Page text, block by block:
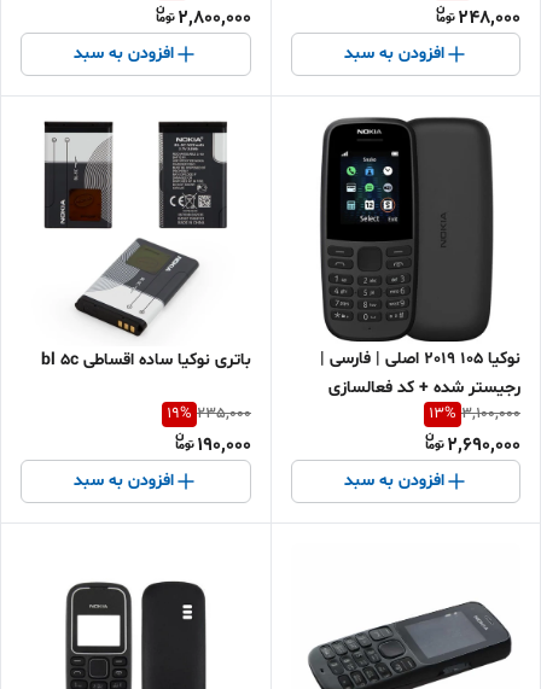
مدل‌های قدیمی | فروش اقساطی
248,000
افزودن به سبد
2,800,000
افزودن به سبد
نوکیا 105 2019 اصلی | فارسی |
رجیستر شده + کد فعالسازی
3,100,000
13%
2,690,000
افزودن به سبد
باتری نوکیا ساده اقساطی bl 5c
235,000
19%
190,000
افزودن به سبد